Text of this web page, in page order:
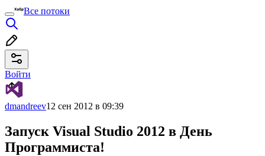
Все потоки
Войти
dmandreev12 сен 2012 в 09:39
Запуск Visual Studio 2012 в День
Программиста!